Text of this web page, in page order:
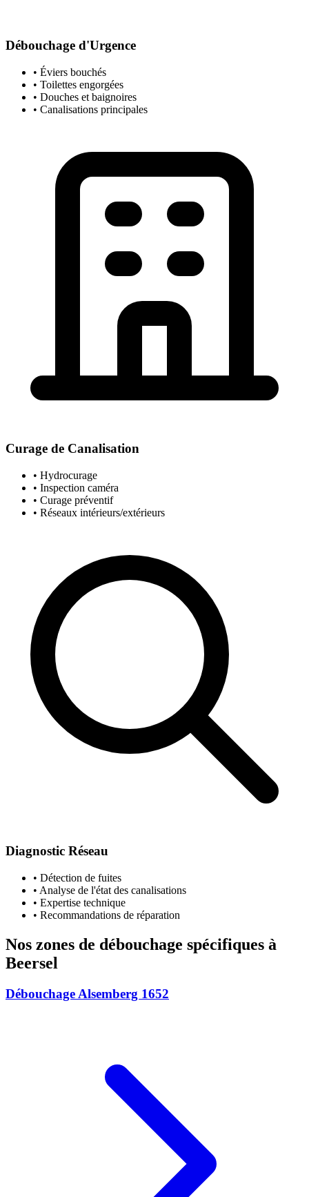
Débouchage d'Urgence
• Éviers bouchés
• Toilettes engorgées
• Douches et baignoires
• Canalisations principales
Curage de Canalisation
• Hydrocurage
• Inspection caméra
• Curage préventif
• Réseaux intérieurs/extérieurs
Diagnostic Réseau
• Détection de fuites
• Analyse de l'état des canalisations
• Expertise technique
• Recommandations de réparation
Nos zones de débouchage spécifiques à
Beersel
Débouchage Alsemberg 1652